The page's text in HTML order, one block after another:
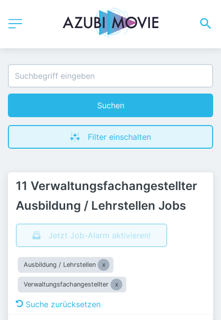
Suchen
Filter einschalten
11 Verwaltungsfachangestellter
Ausbildung / Lehrstellen Jobs
Jetzt Job-Alarm aktivieren!
Ausbildung / Lehrstellen
Verwaltungsfachangestellter
Suche zurücksetzen